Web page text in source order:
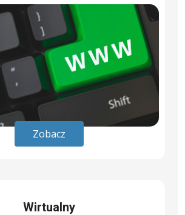
Zobacz
Wirtualny